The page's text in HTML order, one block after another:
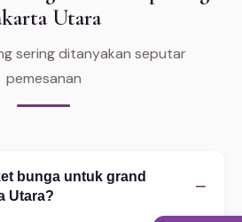
Utara
sering ditanyakan seputar
pemesanan
bunga untuk grand
Utara?
−